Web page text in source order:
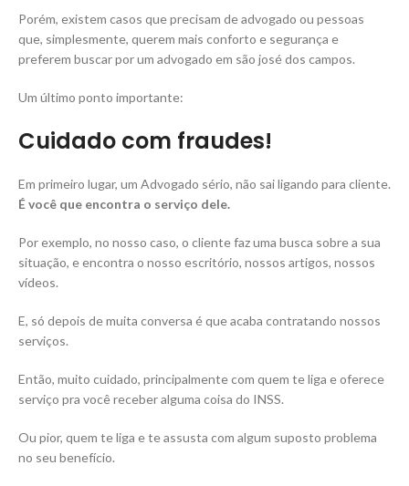
Porém, existem casos que precisam de advogado ou pessoas
que, simplesmente, querem mais conforto e segurança e
preferem buscar por um advogado em são josé dos campos.
Um último ponto importante:
Cuidado com fraudes!
Em primeiro lugar, um Advogado sério, não sai ligando para cliente.
É você que encontra o serviço dele.
Por exemplo, no nosso caso, o cliente faz uma busca sobre a sua
situação, e encontra o nosso escritório, nossos artigos, nossos
vídeos.
E, só depois de muita conversa é que acaba contratando nossos
serviços.
Então, muito cuidado, principalmente com quem te liga e oferece
serviço pra você receber alguma coisa do INSS.
Ou pior, quem te liga e te assusta com algum suposto problema
no seu benefício.